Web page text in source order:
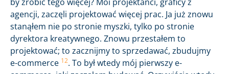
agencji, zaczęli projektować więcej prac. Ja już znowu
stanąłem nie po stronie myszki, tylko po stronie
dyrektora kreatywnego. Znowu przestałem to
projektować; to zacznijmy to sprzedawać, zbudujmy
e-commerce 12. To był wtedy mój pierwszy e-